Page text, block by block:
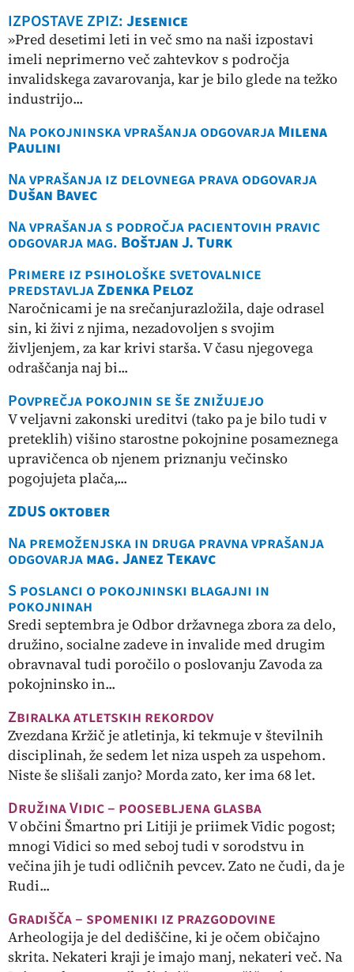
IZPOSTAVE ZPIZ:Jesenice
»Pred desetimi leti in več smo na naši izpostavi
imeli neprimerno več zahtevkov s področja
invalidskega zavarovanja, kar je bilo glede na težko
industrijo...
Na pokojninska vprašanja odgovarjaMilena
Paulini
Na vprašanja iz delovnega prava odgovarja
Dušan Bavec
Na vprašanja s področja pacientovih pravic
odgovarja mag. Boštjan J. Turk
Primere iz psihološke svetovalnice
predstavljaZdenka Peloz
Naročnicami je na srečanjurazložila, daje odrasel
sin, ki živi z njima, nezadovoljen s svojim
življenjem, za kar krivi starša. V času njegovega
odraščanja naj bi...
Povprečja pokojnin se še znižujejo
V veljavni zakonski ureditvi (tako pa je bilo tudi v
preteklih) višino starostne pokojnine posameznega
upravičenca ob njenem priznanju večinsko
pogojujeta plača,...
ZDUS oktober
Na premoženjska in druga pravna vprašanja
odgovarjamag. Janez Tekavc
S poslanci o pokojninski blagajni in
pokojninah
Sredi septembra je Odbor državnega zbora za delo,
družino, socialne zadeve in invalide med drugim
obravnaval tudi poročilo o poslovanju Zavoda za
pokojninsko in...
Zbiralka atletskih rekordov
Zvezdana Kržič je atletinja, ki tekmuje v številnih
disciplinah, že sedem let niza uspeh za uspehom.
Niste še slišali zanjo? Morda zato, ker ima 68 let.
Družina Vidic – poosebljena glasba
V občini Šmartno pri Litiji je priimek Vidic pogost;
mnogi Vidici so med seboj tudi v sorodstvu in
večina jih je tudi odličnih pevcev. Zato ne čudi, da je
Rudi...
Gradišča – spomeniki iz prazgodovine
Arheologija je del dediščine, ki je očem običajno
skrita. Nekateri kraji je imajo manj, nekateri več. Na